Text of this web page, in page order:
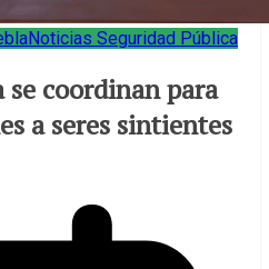
Noticias Seguridad Pública
coordinan para
a seres sintientes